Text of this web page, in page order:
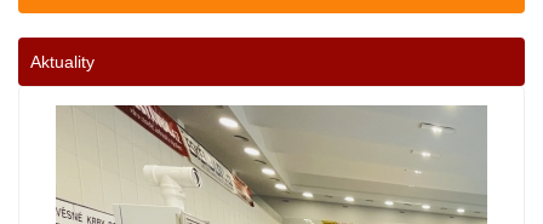
Aktuality